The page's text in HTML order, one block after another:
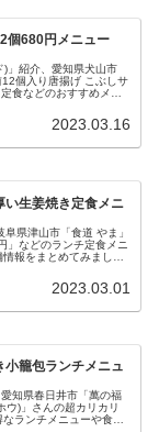
個680円メニュー
」紹介、愛知県犬山市
12個入り唐揚げ こぶしサ
食などのおすすめメニ
2023.03.16
い生姜焼き定食メニ
県津山市「食道 やま」
」などのランチ定食メニ
報をまとめてみまし
2023.03.01
籠包ランチメニュ
知県春日井市「萬の福
ウ)」さんの超カリカリ
ランチメニューや食べ